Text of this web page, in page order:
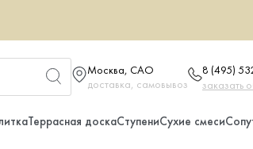
Москва, САО
доставка, самовывоз
8 (495)
заказать
Террасная доскаСтупениСухие смеси